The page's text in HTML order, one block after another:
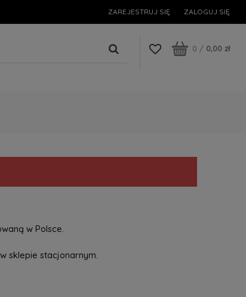
ZAREJESTRUJ SIĘ ZALOGUJ SIĘ
0 / 0,00 zł
w Polsce.
sklepie stacjonarnym.